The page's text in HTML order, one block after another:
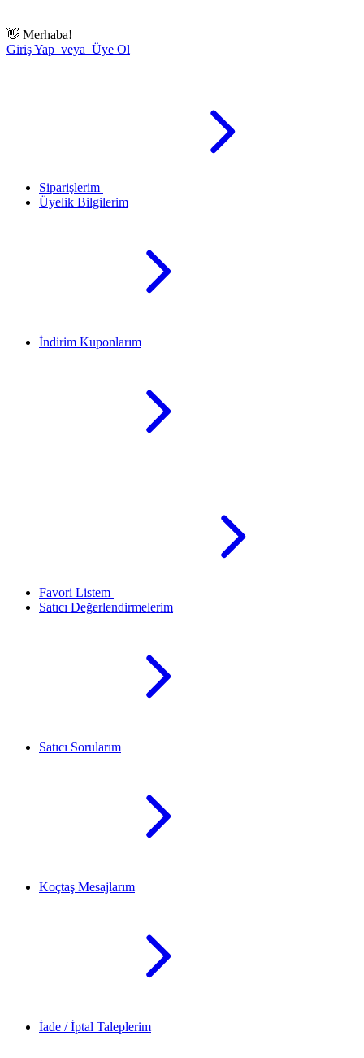
👋 Merhaba!
Giriş Yap veya Üye Ol
Siparişlerim
Üyelik Bilgilerim
İndirim Kuponlarım
Favori Listem
Satıcı Değerlendirmelerim
Satıcı Sorularım
Koçtaş Mesajlarım
İade / İptal Taleplerim